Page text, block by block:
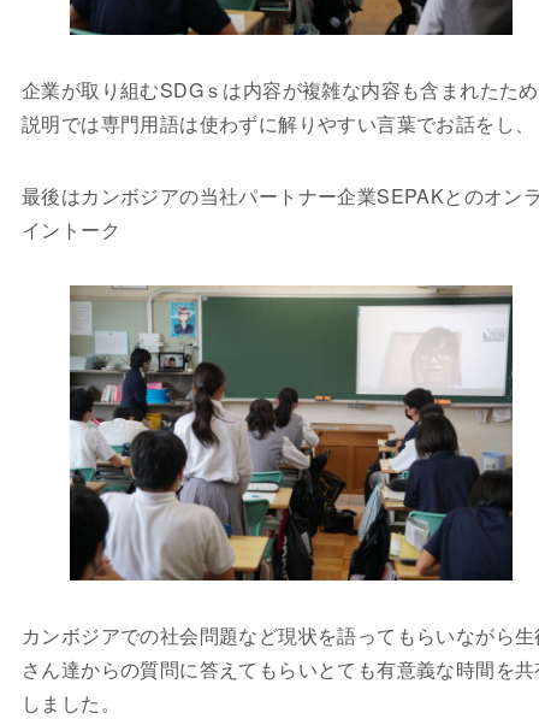
企業が取り組むSDGｓは内容が複雑な内容も含まれたた
説明では専門用語は使わずに解りやすい言葉でお話をし、
最後はカンボジアの当社パートナー企業SEPAKとのオン
イントーク
カンボジアでの社会問題など現状を語ってもらいながら
さん達からの質問に答えてもらいとても有意義な時間を
しました。